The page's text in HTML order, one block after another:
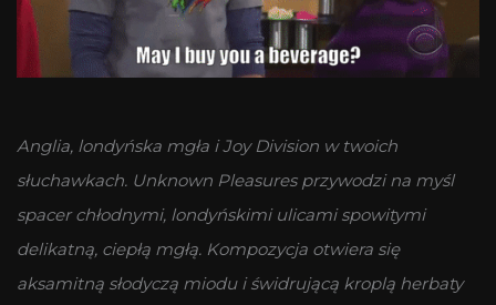
Anglia, londyńska mgła i Joy Division w twoich
słuchawkach. Unknown Pleasures przywodzi na myśl
spacer chłodnymi, londyńskimi ulicami spowitymi
delikatną, ciepłą mgłą. Kompozycja otwiera się
aksamitną słodyczą miodu i świdrującą kroplą herbaty